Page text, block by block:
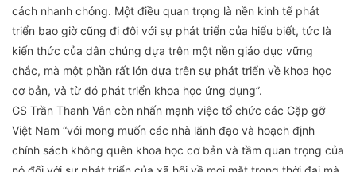
cách nhanh chóng. Một điều quan trọng là nền kinh tế phát
triển bao giờ cũng đi đôi với sự phát triển của hiểu biết, tức là
kiến thức của dân chúng dựa trên một nền giáo dục vững
chắc, mà một phần rất lớn dựa trên sự phát triển về khoa học
cơ bản, và từ đó phát triển khoa học ứng dụng”.
GS Trần Thanh Vân còn nhấn mạnh việc tổ chức các Gặp gỡ
Việt Nam “với mong muốn các nhà lãnh đạo và hoạch định
chính sách không quên khoa học cơ bản và tầm quan trọng của